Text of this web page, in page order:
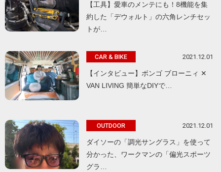
【工具】愛車のメンテにも！8機能を集
約した「デウォルト」の六角レンチセッ
トが…
CAR & BIKE 2021.12.01
【インタビュー】ボンゴ ブローニィ ✕
VAN LIVING 簡単なDIYで…
OUTDOOR 2021.12.01
ダイソーの「調光サングラス」を使って
分かった、ワークマンの「偏光スポーツ
グラ…